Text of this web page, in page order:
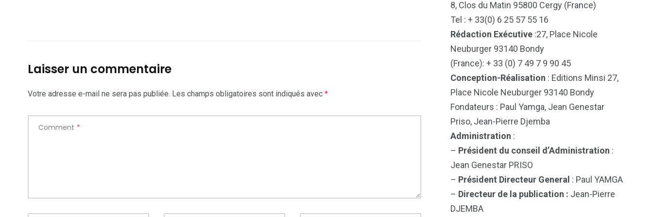
Laisser un commentaire
Votre adresse e-mail ne sera pas publiée. Les champs obligatoires sont indiqués avec *
Comment *
8, Clos du Matin 95800 Cergy (France)
Tel : + 33(0) 6 25 57 55 16
Rédaction Exécutive :27, Place Nicole
Neuburger 93140 Bondy
(France): + 33 (0) 7 49 7 9 90 45
Conception-Réalisation : Editions Minsi 27,
Place Nicole Neuburger 93140 Bondy
Fondateurs : Paul Yamga, Jean Genestar
Priso, Jean-Pierre Djemba
Administration :
– Président du conseil d’Administration :
Jean Genestar PRISO
– Président Directeur General : Paul YAMGA
– Directeur de la publication : Jean-Pierre
DJEMBA